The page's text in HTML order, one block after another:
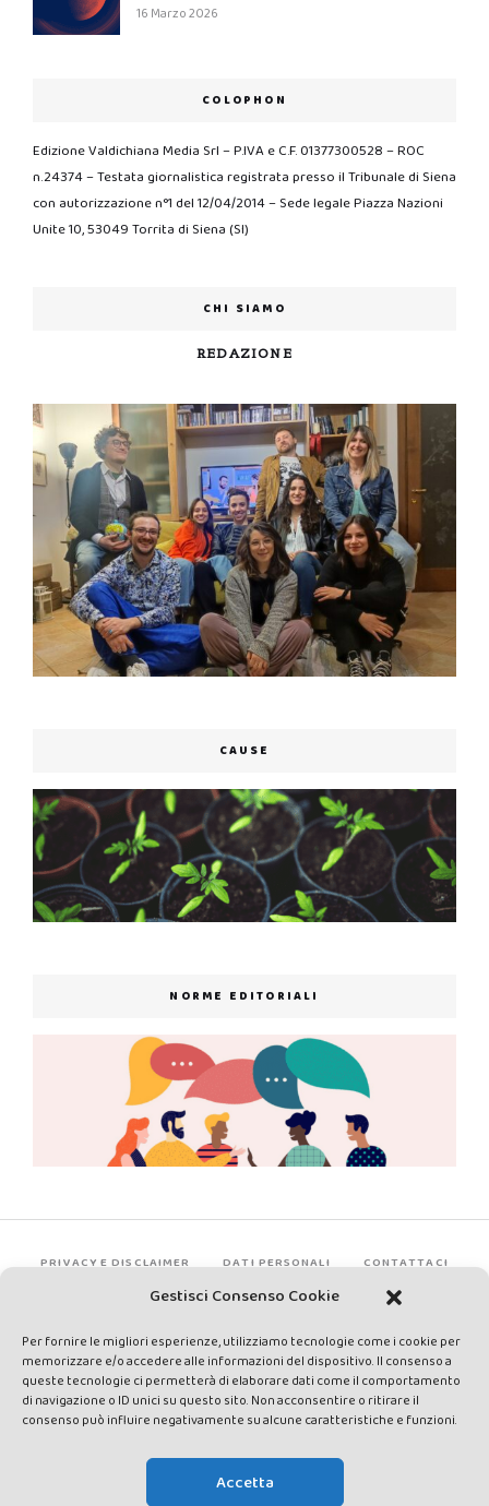
Gestisci Consenso Cookie
Per fornire le migliori esperienze, utilizziamo tecnologie come i cookie per
memorizzare e/o accedere alle informazioni del dispositivo. Il consenso a
queste tecnologie ci permetterà di elaborare dati come il comportamento
di navigazione o ID unici su questo sito. Non acconsentire o ritirare il
consenso può influire negativamente su alcune caratteristiche e funzioni.
Accetta
16 Marzo 2026
COLOPHON
Edizione Valdichiana Media Srl – P.IVA e C.F. 01377300528 – ROC
n.24374 – Testata giornalistica registrata presso il Tribunale di Siena
con autorizzazione n°1 del 12/04/2014 – Sede legale Piazza Nazioni
Unite 10, 53049 Torrita di Siena (SI)
CHI SIAMO
REDAZIONE
CAUSE
NORME EDITORIALI
PRIVACY E DISCLAIMER DATI PERSONALI CONTATTACI
rights reserved - Testata registrata presso il Tribunale di Siena con
autorizzazione n°1 del 12/04/2014 - Direttrice Responsabile: Chiara